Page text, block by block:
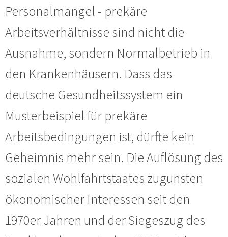
Personalmangel - prekäre
Arbeitsverhältnisse sind nicht die
Ausnahme, sondern Normalbetrieb in
den Krankenhäusern. Dass das
deutsche Gesundheitssystem ein
Musterbeispiel für prekäre
Arbeitsbedingungen ist, dürfte kein
Geheimnis mehr sein. Die Auflösung des
sozialen Wohlfahrtstaates zugunsten
ökonomischer Interessen seit den
1970er Jahren und der Siegeszug des